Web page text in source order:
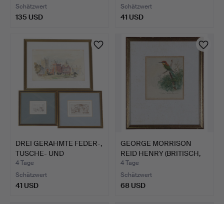
Schätzwert
135 USD
Schätzwert
41 USD
DREI GERAHMTE FEDER-,
TUSCHE- UND
AQUARELL…
4 Tage
Schätzwert
41 USD
GEORGE MORRISON
REID HENRY (BRITISCH,
20. …
4 Tage
Schätzwert
68 USD